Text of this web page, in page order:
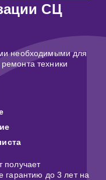
СЦ
необходимыми для
техники
получает
гарантию до 3 лет на